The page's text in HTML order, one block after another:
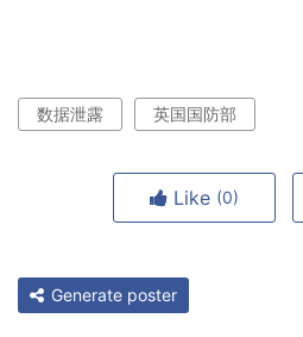
数据泄露 英国国防部
Like (0)
Generate poster